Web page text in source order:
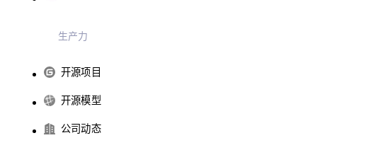
生产力
开源项目
开源模型
公司动态